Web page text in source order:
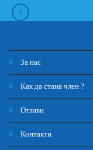
За нас
Как да стана член ?
Отзиви
Контакти